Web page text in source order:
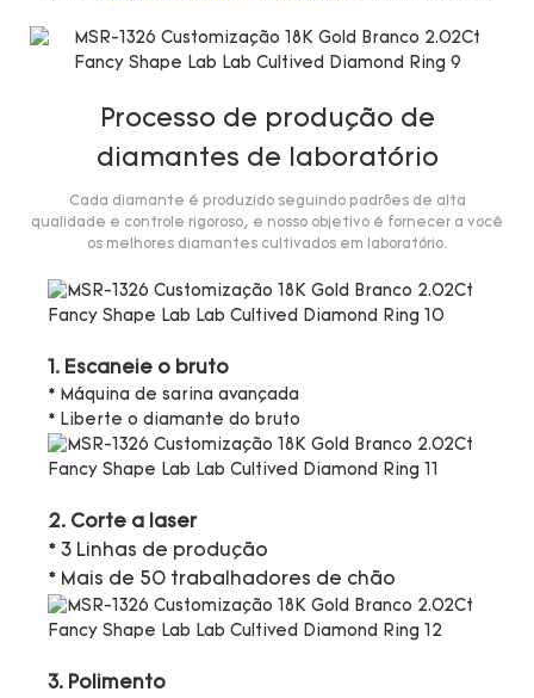
Processo de produção de
diamantes de laboratório
Cada diamante é produzido seguindo padrões de alta
qualidade e controle rigoroso, e nosso objetivo é fornecer a você
os melhores diamantes cultivados em laboratório.
1. Escaneie o bruto
* Máquina de sarina avançada
* Liberte o diamante do bruto
2. Corte a laser
* 3 Linhas de produção
* Mais de 50 trabalhadores de chão
3. Polimento